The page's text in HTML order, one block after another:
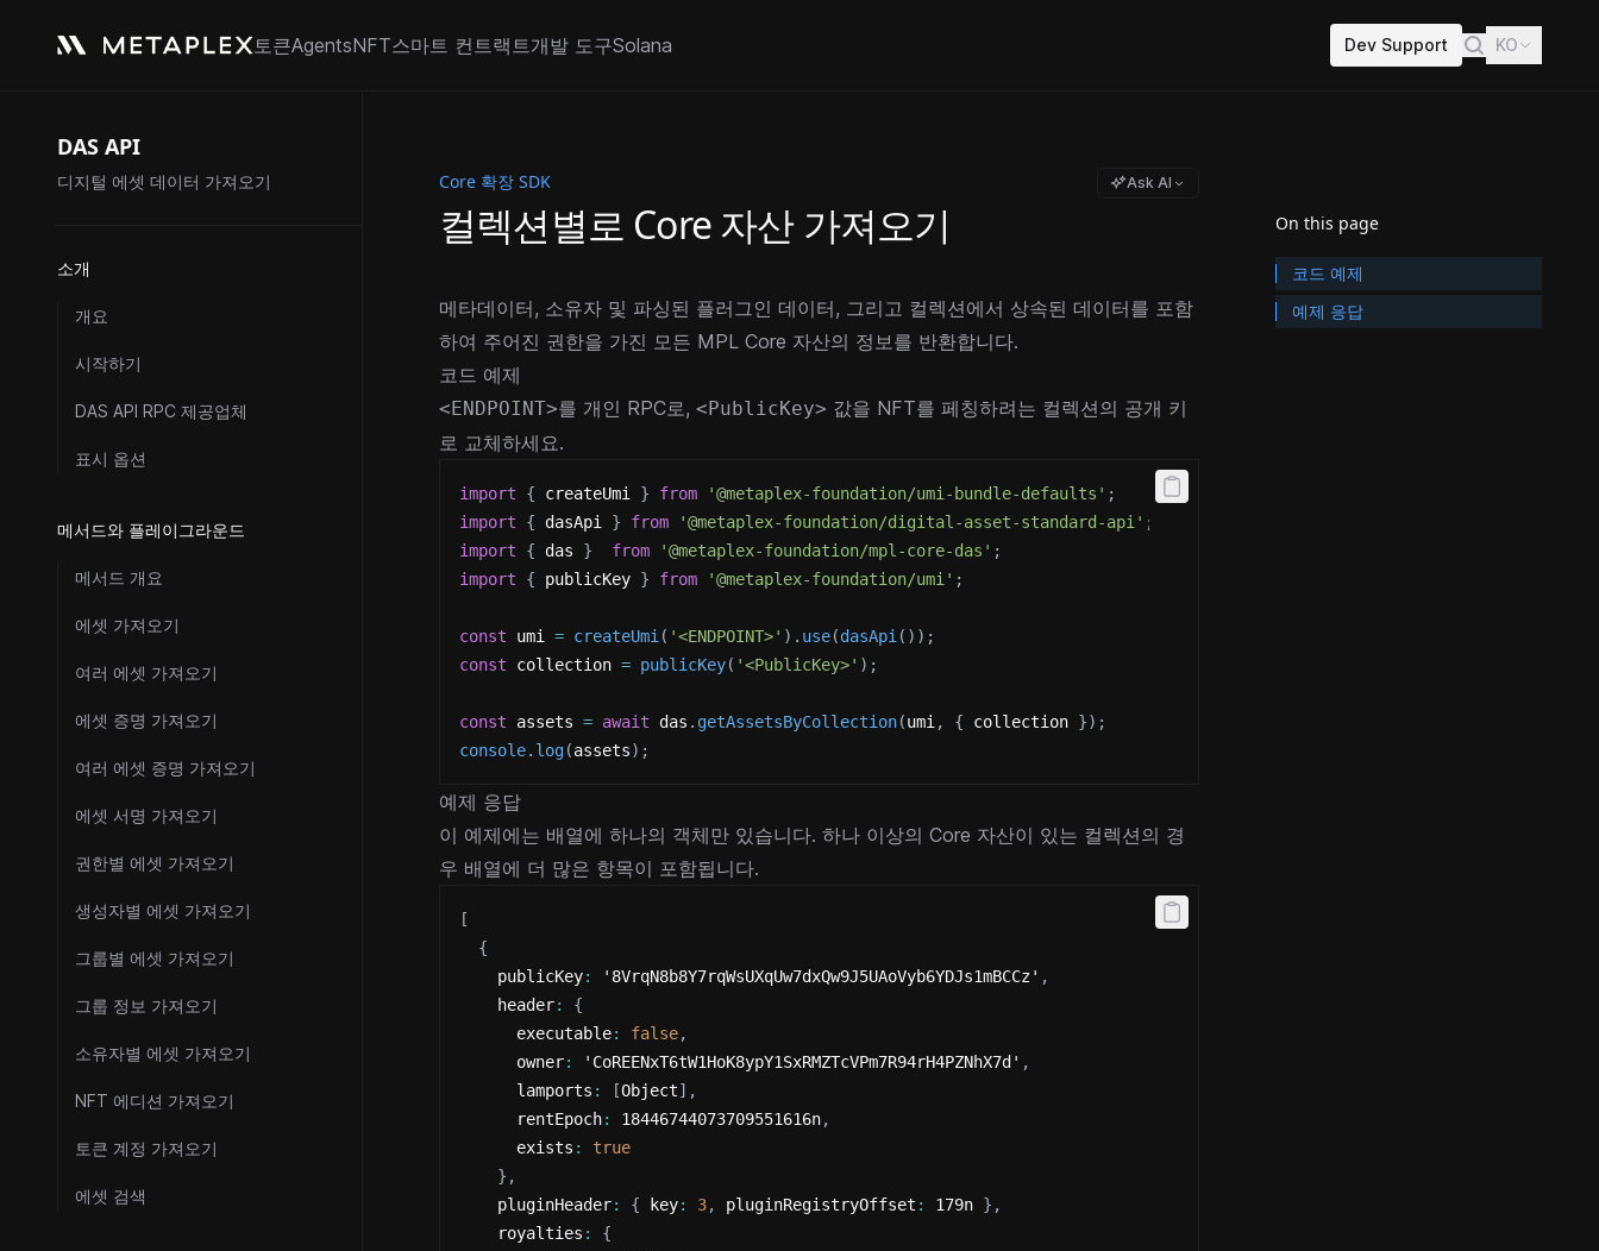
토큰AgentsNFT스마트 컨트랙트개발 도구Solana Dev Support KO
DAS API
디지털 에셋 데이터 가져오기
소개
개요
시작하기
DAS API RPC 제공업체
표시 옵션
메서드와 플레이그라운드
메서드 개요
에셋 가져오기
여러 에셋 가져오기
에셋 증명 가져오기
여러 에셋 증명 가져오기
에셋 서명 가져오기
권한별 에셋 가져오기
생성자별 에셋 가져오기
그룹별 에셋 가져오기
그룹 정보 가져오기
소유자별 에셋 가져오기
NFT 에디션 가져오기
토큰 계정 가져오기
에셋 검색
Core 확장 SDK
컬렉션별로 Core 자산 가져오기
Ask AI
메타데이터, 소유자 및 파싱된 플러그인 데이터, 그리고 컬렉션에서 상속된 데이터를 포함
하여 주어진 권한을 가진 모든 MPL Core 자산의 정보를 반환합니다.
코드 예제
<ENDPOINT>를 개인 RPC로, <PublicKey> 값을 NFT를 페칭하려는 컬렉션의 공개 키
로 교체하세요.
import { createUmi } from '@metaplex-foundation/umi-bundle-defaults' ;
import
{ dasApi } from '@metaplex-foundation/digital-asset-standard-api' ;
import
{ das } from '@metaplex-foundation/mpl-core-das' ;
import
{ publicKey } from '@metaplex-foundation/umi' ;
const umi = createUmi ( '<ENDPOINT>' ) . use(dasApi ( ) ) ;
const collection = publicKey( '<PublicKey>' ) ;
const assets = await das . getAssetsByCollection(umi , { collection }) ;
console. log(assets) ;
예제 응답
이 예제에는 배열에 하나의 객체만 있습니다. 하나 이상의 Core 자산이 있는 컬렉션의 경
우 배열에 더 많은 항목이 포함됩니다.
[
{
    publicKey
: '8VrqN8b8Y7rqWsUXqUw7dxQw9J5UAoVyb6YDJs1mBCCz' ,
    header
:
{
      executable
: false,
      owner
: 'CoREENxT6tW1HoK8ypY1SxRMZTcVPm7R94rH4PZNhX7d' ,
      lamports
: [Object] ,
      rentEpoch
: 18446744073709551616n,
      exists
:
true
} ,
    pluginHeader
: { key: 3, pluginRegistryOffset : 179n } ,
    royalties
:
{
On this page
코드 예제
예제 응답